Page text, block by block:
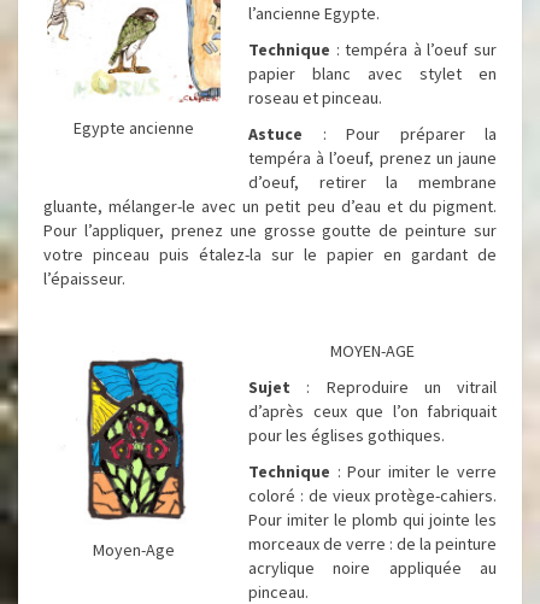
Egypte ancienne
l’ancienne Egypte.
Technique : tempéra à l’oeuf sur
papier blanc avec stylet en
roseau et pinceau.
Astuce : Pour préparer la
tempéra à l’oeuf, prenez un jaune
d’oeuf, retirer la membrane
gluante, mélanger-le avec un petit peu d’eau et du pigment.
Pour l’appliquer, prenez une grosse goutte de peinture sur
votre pinceau puis étalez-la sur le papier en gardant de
l’épaisseur.
Moyen-Age
MOYEN-AGE
Sujet : Reproduire un vitrail
d’après ceux que l’on fabriquait
pour les églises gothiques.
Technique : Pour imiter le verre
coloré : de vieux protège-cahiers.
Pour imiter le plomb qui jointe les
morceaux de verre : de la peinture
acrylique noire appliquée au
pinceau.